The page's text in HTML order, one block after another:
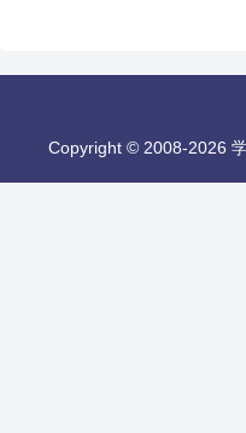
Copyright © 2008-2026